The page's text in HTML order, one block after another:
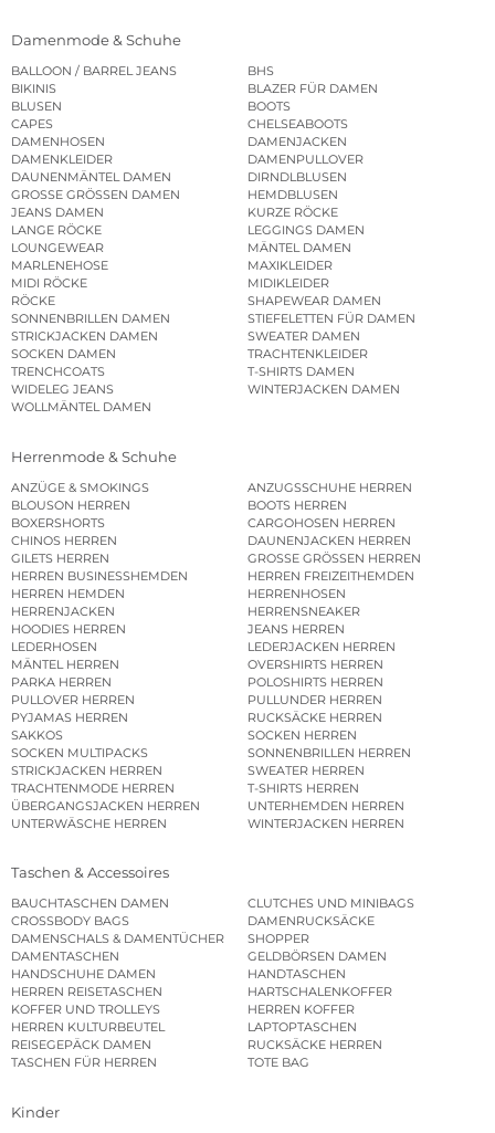
Damenmode & Schuhe
BALLOON / BARREL JEANS
BHS
BIKINIS
BLAZER FÜR DAMEN
BLUSEN
BOOTS
CAPES
CHELSEABOOTS
DAMENHOSEN
DAMENJACKEN
DAMENKLEIDER
DAMENPULLOVER
DAUNENMÄNTEL DAMEN
DIRNDLBLUSEN
GROSSE GRÖSSEN DAMEN
HEMDBLUSEN
JEANS DAMEN
KURZE RÖCKE
LANGE RÖCKE
LEGGINGS DAMEN
LOUNGEWEAR
MÄNTEL DAMEN
MARLENEHOSE
MAXIKLEIDER
MIDI RÖCKE
MIDIKLEIDER
RÖCKE
SHAPEWEAR DAMEN
SONNENBRILLEN DAMEN
STIEFELETTEN FÜR DAMEN
STRICKJACKEN DAMEN
SWEATER DAMEN
SOCKEN DAMEN
TRACHTENKLEIDER
TRENCHCOATS
T-SHIRTS DAMEN
WIDELEG JEANS
WINTERJACKEN DAMEN
WOLLMÄNTEL DAMEN
Herrenmode & Schuhe
ANZÜGE & SMOKINGS
ANZUGSSCHUHE HERREN
BLOUSON HERREN
BOOTS HERREN
BOXERSHORTS
CARGOHOSEN HERREN
CHINOS HERREN
DAUNENJACKEN HERREN
GILETS HERREN
GROSSE GRÖSSEN HERREN
HERREN BUSINESSHEMDEN
HERREN FREIZEITHEMDEN
HERREN HEMDEN
HERRENHOSEN
HERRENJACKEN
HERRENSNEAKER
HOODIES HERREN
JEANS HERREN
LEDERHOSEN
LEDERJACKEN HERREN
MÄNTEL HERREN
OVERSHIRTS HERREN
PARKA HERREN
POLOSHIRTS HERREN
PULLOVER HERREN
PULLUNDER HERREN
PYJAMAS HERREN
RUCKSÄCKE HERREN
SAKKOS
SOCKEN HERREN
SOCKEN MULTIPACKS
SONNENBRILLEN HERREN
STRICKJACKEN HERREN
SWEATER HERREN
TRACHTENMODE HERREN
T-SHIRTS HERREN
ÜBERGANGSJACKEN HERREN
UNTERHEMDEN HERREN
UNTERWÄSCHE HERREN
WINTERJACKEN HERREN
Taschen & Accessoires
BAUCHTASCHEN DAMEN
CLUTCHES UND MINIBAGS
CROSSBODY BAGS
DAMENRUCKSÄCKE
DAMENSCHALS & DAMENTÜCHER
SHOPPER
DAMENTASCHEN
GELDBÖRSEN DAMEN
HANDSCHUHE DAMEN
HANDTASCHEN
HERREN REISETASCHEN
HARTSCHALENKOFFER
KOFFER UND TROLLEYS
HERREN KOFFER
HERREN KULTURBEUTEL
LAPTOPTASCHEN
REISEGEPÄCK DAMEN
RUCKSÄCKE HERREN
TASCHEN FÜR HERREN
TOTE BAG
Kinder